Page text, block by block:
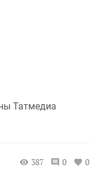
Татмедиа
387 0 0